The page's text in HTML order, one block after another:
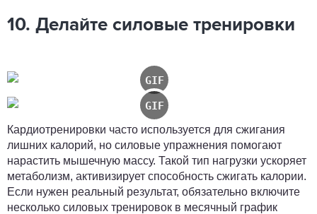
10. Делайте силовые тренировки
Кардиотренировки часто используется для сжигания
лишних калорий, но силовые упражнения помогают
нарастить мышечную массу. Такой тип нагрузки ускоряет
метаболизм, активизирует способность сжигать калории.
Если нужен реальный результат, обязательно включите
несколько силовых тренировок в месячный график